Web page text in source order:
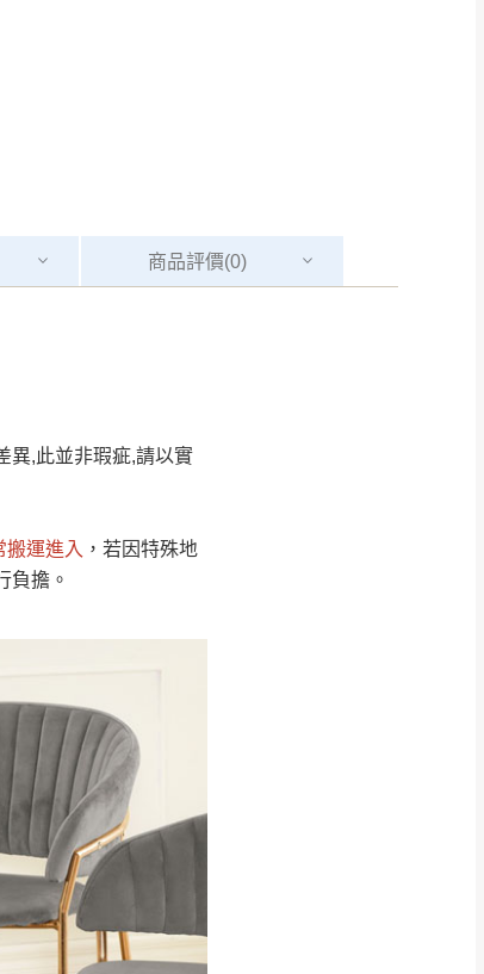
商品評價(0)
異,此並非瑕疵,請以實
搬運進入 ，若因特殊地
負擔。
復興鄉
橫山、北埔鄉、尖石
新埔山區、芎林山區、
玉山里
無
來、平溪、九份、石
新店山區、三峽山區、
、淡水山區、北投湖山
深坑山區
服」來信確
搬運上樓等因
用將由買方自
當天到貨前皆
圖片